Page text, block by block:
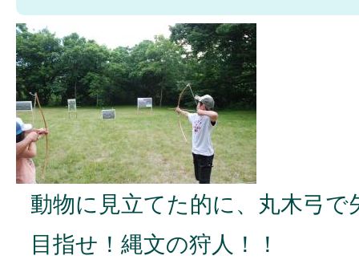
動物に見立てた的に、丸木弓で
目指せ！縄文の狩人！！